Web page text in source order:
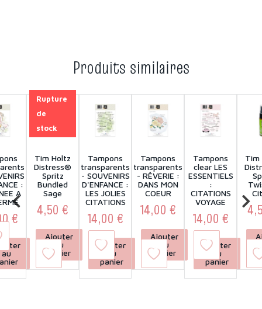
Produits similaires
:
A
€
au
Rupture
de
stock
Tim Holtz
Distress®
Spritz
Bundled
Sage
Prix
4,50 €
Ajouter
au
panier
Tampons
transparents
- SOUVENIRS
D'ENFANCE :
LES JOLIES
CITATIONS
Prix
14,00 €
Ajouter
au
panier
Tampons
transparents
- RÊVERIE :
DANS MON
COEUR
Prix
14,00 €
Ajouter
au
panier
Tampons
clear LES
ESSENTIELS
:
CITATIONS
VOYAGE
Prix
14,00 €
Ajouter
au
panier
Tim